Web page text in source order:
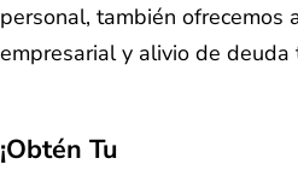
personal, también ofrecemos
empresarial y alivio de deuda
¡Obtén Tu